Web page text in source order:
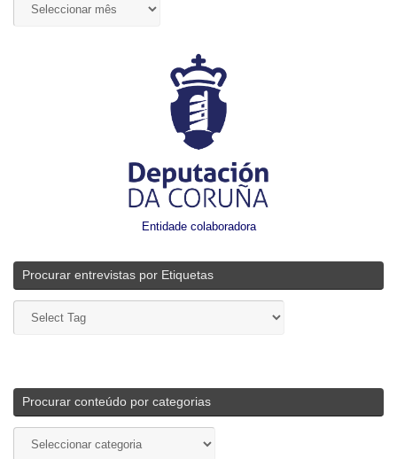
Entidade colaboradora
Procurar entrevistas por Etiquetas
Procurar conteúdo por categorias